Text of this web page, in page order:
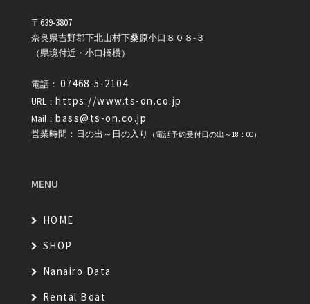
〒639-3807
奈良県吉野郡下北山村下桑原小口８０８-３
（県境付近・小口橋横）
電話： 07468-5-2104
URL： https://www.ts-on.co.jp
Mail： bass@ts-on.co.jp
営業時間：日の出～日の入り （電話予約受付日の出～18：00）
MENU
HOME
SHOP
Nanairo Data
Rental Boat